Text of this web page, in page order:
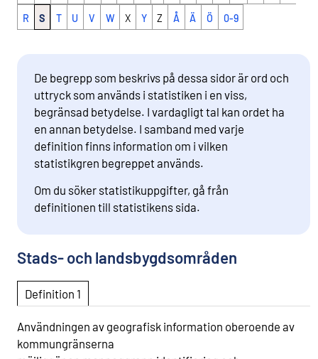
R S T U V W X Y Z Å Ä Ö 0-9
De begrepp som beskrivs på dessa sidor är ord och
uttryck som används i statistiken i en viss,
begränsad betydelse. I vardagligt tal kan ordet ha
en annan betydelse. I samband med varje
definition finns information om i vilken
statistikgren begreppet används.
Om du söker statistikuppgifter, gå från
definitionen till statistikens sida.
Stads- och landsbygdsområden
Definition 1
Användningen av geografisk information oberoende av
kommungränserna